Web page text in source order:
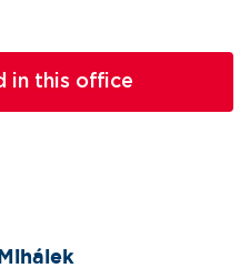
in this office